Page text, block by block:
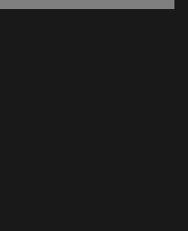
en nueva ventana)
en nueva ventana)